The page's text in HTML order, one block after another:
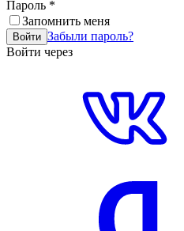
Пароль *
Запомнить меня
Войти Забыли пароль?
Войти через